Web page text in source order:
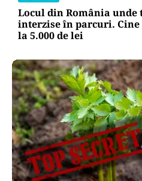
Locul din România
interzise în parcuri. Cine
la 5.000 de lei